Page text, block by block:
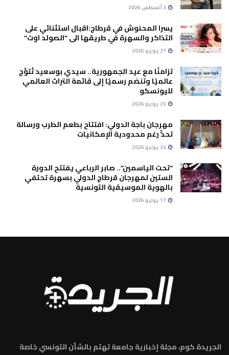
يسرا المحنوش في قرطاج:اقبال استثنائي على
التذاكر والسهرة في طريقها الى “الصولد اوت”
تزامنًا مع عيد الجمهورية.. سيدي بوسعيد تُتوَّج
عالميًا وتنضم رسميًا إلى قائمة التراث العالمي
لليونسكو
مهرجان باجة الدولي: افتتاح بطعم الطرب ورسالة
تحدٍّ رغم محدودية الإمكانيات
“تحت الياسمين”.. صابر الرباعي يفتتح الدورة
الستين لمهرجان قرطاج الدولي بسهرة تحتفي
بالهوية الموسيقية التونسية
الجريدة كوم، مجلة إخبارية جامعة تهتم بالشأن التونسي خاصة